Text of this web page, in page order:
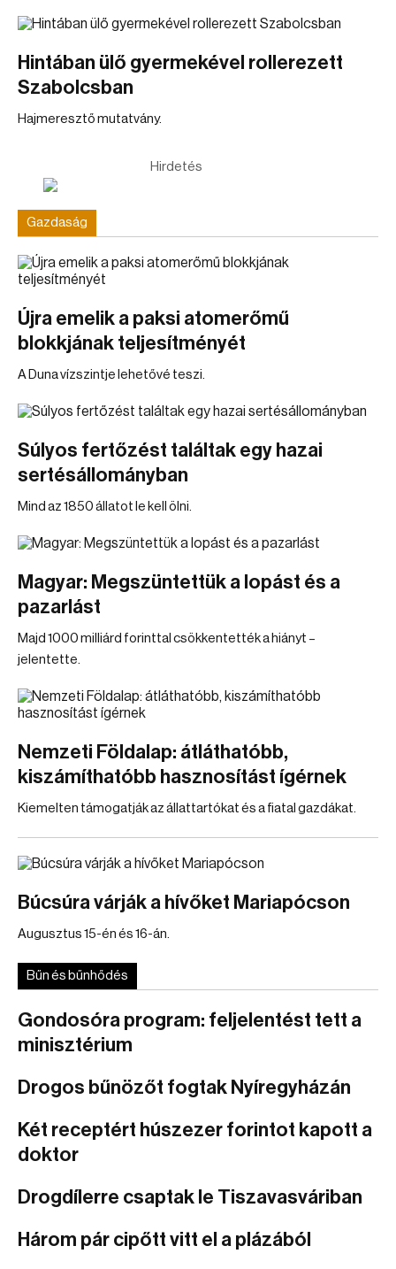
Hintában ülő gyermekével rollerezett
Szabolcsban
Hajmeresztő mutatvány.
Hirdetés
Gazdaság
Újra emelik a paksi atomerőmű
blokkjának teljesítményét
A Duna vízszintje lehetővé teszi.
Súlyos fertőzést találtak egy hazai
sertésállományban
Mind az 1850 állatot le kell ölni.
Magyar: Megszüntettük a lopást és a
pazarlást
Majd 1000 milliárd forinttal csökkentették a hiányt –
jelentette.
Nemzeti Földalap: átláthatóbb,
kiszámíthatóbb hasznosítást ígérnek
Kiemelten támogatják az állattartókat és a fiatal gazdákat.
Búcsúra várják a hívőket Mariapócson
Augusztus 15-én és 16-án.
Bűn és bűnhődés
Gondosóra program: feljelentést tett a
minisztérium
Drogos bűnözőt fogtak Nyíregyházán
Két receptért húszezer forintot kapott a
doktor
Drogdílerre csaptak le Tiszavasváriban
Három pár cipőtt vitt el a plázából